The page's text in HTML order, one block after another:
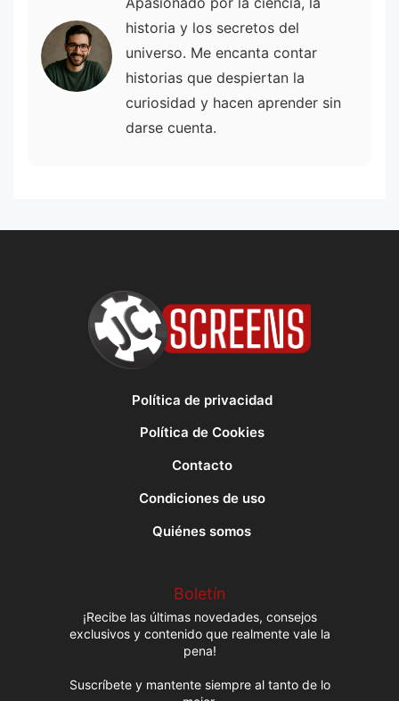
historia y los secretos del
universo. Me encanta contar
historias que despiertan la
curiosidad y hacen aprender sin
darse cuenta.
Política de privacidad
Política de Cookies
Contacto
Condiciones de uso
Quiénes somos
Boletín
¡Recibe las últimas novedades, consejos
exclusivos y contenido que realmente vale la
pena!
Suscríbete y mantente siempre al tanto de lo